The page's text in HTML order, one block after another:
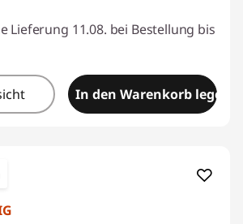
Lieferung 11.08. bei Bestellung bis
In den Warenkorb legen